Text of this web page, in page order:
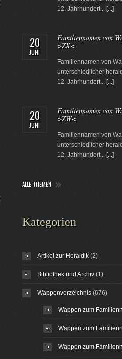
12. Jahrhundert... [...]
20
JUNI
Familiennamen von
>ZX<
Familiennamen von
unterschiedlicher
12. Jahrhundert... [...]
20
JUNI
Familiennamen von
>ZW<
Familiennamen von
unterschiedlicher
12. Jahrhundert... [...]
ALLE THEMEN
Kategorien
Artikel zur Heraldik(2)
Bibliothek und Archiv(1)
Wappenverzeichnis(676)
Wappen zum
Wappen zum
Wappen zum